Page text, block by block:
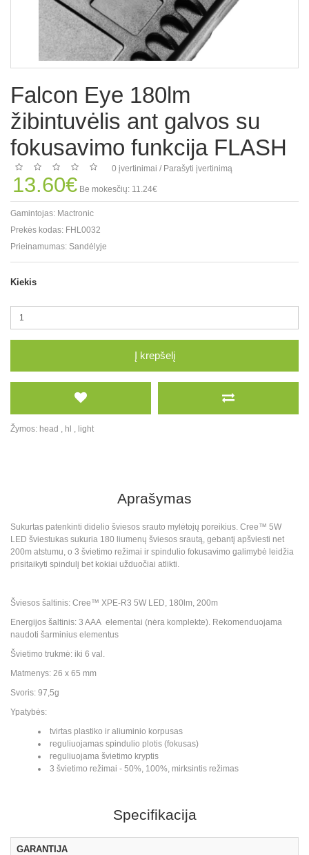
Falcon Eye 180lm
žibintuvėlis ant galvos su
fokusavimo funkcija FLASH
0 įvertinimai / Parašyti įvertinimą
13.60€ Be mokesčių: 11.24€
Gamintojas: Mactronic
Prekės kodas: FHL0032
Prieinamumas: Sandėlyje
Kiekis
Į krepšelį
Žymos: head , hl , light
Aprašymas
Sukurtas patenkinti didelio šviesos srauto mylėtojų poreikius. Cree™ 5W
LED šviestukas sukuria 180 liumenų šviesos srautą, gebantį apšviesti net
200m atstumu, o 3 švietimo režimai ir spindulio fokusavimo galimybė leidžia
prisitaikyti spindulį bet kokiai užduočiai atlikti.
Šviesos šaltinis: Cree™ XPE-R3 5W LED, 180lm, 200m
Energijos šaltinis: 3 AAA elementai (nėra komplekte). Rekomenduojama
naudoti šarminius elementus
Švietimo trukmė: iki 6 val.
Matmenys: 26 x 65 mm
Svoris: 97,5g
Ypatybės:
tvirtas plastiko ir aliuminio korpusas
reguliuojamas spindulio plotis (fokusas)
reguliuojama švietimo kryptis
3 švietimo režimai - 50%, 100%, mirksintis režimas
Specifikacija
GARANTIJA